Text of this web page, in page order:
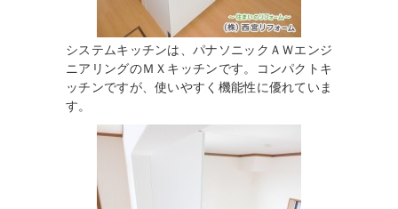
システムキッチンは、パナソニックＡＷエンジ
ニアリングのＭＸキッチンです。コンパクトキ
ッチンですが、使いやすく機能性に優れていま
す。